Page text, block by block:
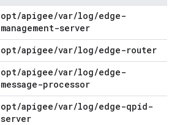
opt/apigee/var/log/edge-
management-server
opt/apigee/var/log/edge-router
opt/apigee/var/log/edge-
message-processor
opt/apigee/var/log/edge-qpid-
server